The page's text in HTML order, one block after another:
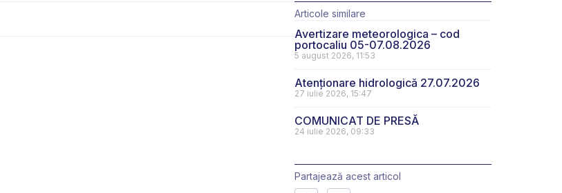
Articole similare
Avertizare meteorologica – cod
portocaliu 05-07.08.2026
5 august 2026, 11:53
Atenționare hidrologică 27.07.2026
27 iulie 2026, 15:47
COMUNICAT DE PRESĂ
24 iulie 2026, 09:33
Partajează acest articol